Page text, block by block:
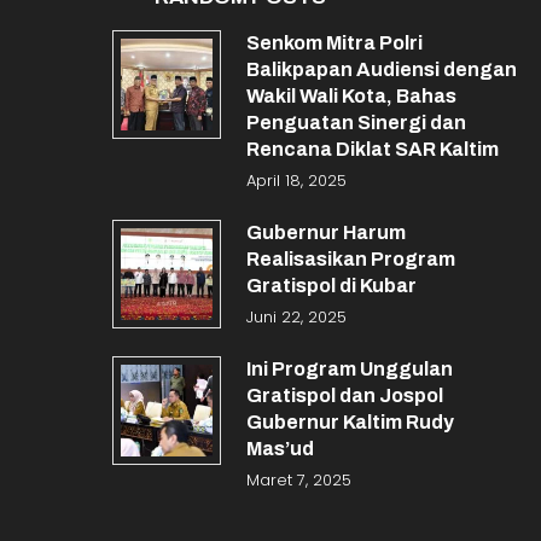
Senkom Mitra Polri
Balikpapan Audiensi dengan
Wakil Wali Kota, Bahas
Penguatan Sinergi dan
Rencana Diklat SAR Kaltim
April 18, 2025
Gubernur Harum
Realisasikan Program
Gratispol di Kubar
Juni 22, 2025
Ini Program Unggulan
Gratispol dan Jospol
Gubernur Kaltim Rudy
Mas’ud
Maret 7, 2025